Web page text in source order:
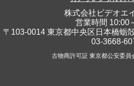
株式会社ビデオエ
営業時間 10:00
〒103-0014 東京都中央区日本橋蛎
03-3668-
古物商許可証 東京都公安委